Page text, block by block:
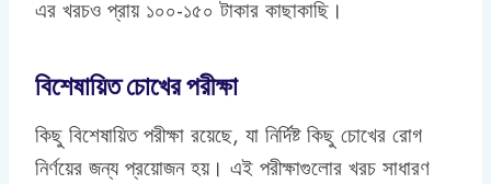
এর খরচও প্রায় ১০০-১৫০ টাকার কাছাকাছি।
বিশেষায়িত চোখের পরীক্ষা
কিছু বিশেষায়িত পরীক্ষা রয়েছে, যা নির্দিষ্ট কিছু চোখের রোগ
নির্ণয়ের জন্য প্রয়োজন হয়। এই পরীক্ষাগুলোর খরচ সাধারণ